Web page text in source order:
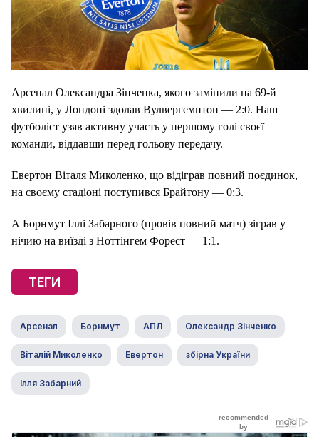
Арсенал Олександра Зінченка, якого замінили на 69-й
хвилині, у Лондоні здолав Вулвергемптон — 2:0. Наш
футболіст узяв активну участь у першому голі своєї
команди, віддавши перед гольову передачу.
Евертон Віталя Миколенко, що відіграв повний поєдинок,
на своєму стадіоні поступився Брайтону — 0:3.
А Борнмут Іллі Забарного (провів повний матч) зіграв у
нічию на виїзді з Ноттінгем Форест — 1:1.
ТЕГИ
Арсенал Борнмут АПЛ Олександр Зінченко
Віталій Миколенко Евертон збірна України
Ілля Забарний